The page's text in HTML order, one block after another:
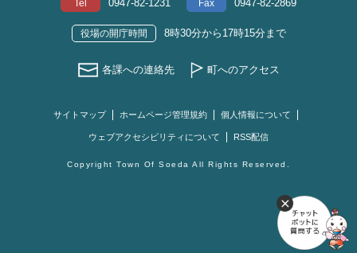
Tel 0947-82-1231 Fax 0947-82-2869
役場の開庁時間 8時30分から17時15分まで
各課への連絡先 町へのアクセス
サイトマップ ホームページ管理規約 個人情報について
ウェブアクセシビリティについて RSS配信
Copyright Town Of Soeda All Rights Reserved.